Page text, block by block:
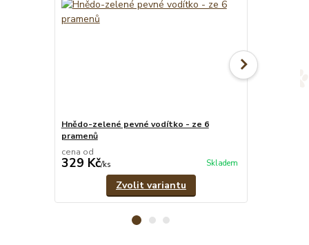
Hnědo-zelené pevné vodítko - ze 6
pramenů
cena od
329 Kč/ks Skladem
Zvolit variantu